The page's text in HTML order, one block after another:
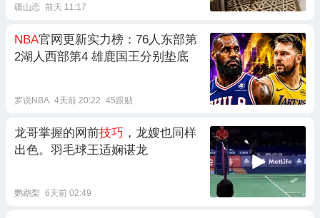
疆山恋 前天 11:17
NBA官网更新实力榜：76人东部第
2湖人西部第4 雄鹿国王分别垫底
罗说NBA 4天前 20:22 45跟贴
龙哥掌握的网前技巧 ，龙嫂也同样
出色。羽毛球王适娴谌龙
鹦鹉梨 6天前 02:49